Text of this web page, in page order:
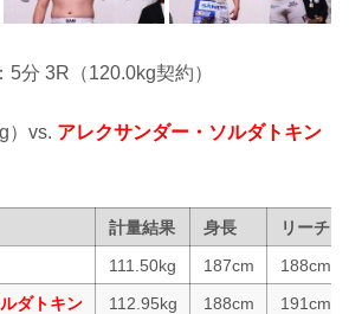
5分 3R（120.0kg契約）
）vs. アレクサンダー・ソルダトキン
計量結果 身長
リーチ
111.50kg 187cm
188cm
ダトキン
112.95kg 188cm
191cm